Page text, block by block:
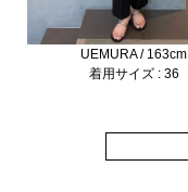
UEMURA / 163cm
着用サイズ : 36